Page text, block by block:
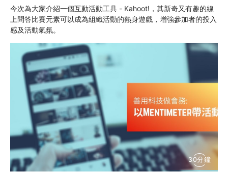
今次為大家介紹一個互動活動工具 - Kahoot!，其新奇又有趣的線
上問答比賽元素可以成為組織活動的熱身遊戲，增強參加者的投入
感及活動氣氛。
30分鐘